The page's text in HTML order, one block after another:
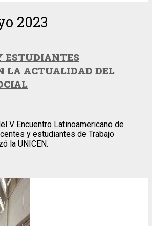
2023
ESTUDIANTES
LA ACTUALIDAD DEL
V Encuentro Latinoamericano de
y estudiantes de Trabajo
la UNICEN.